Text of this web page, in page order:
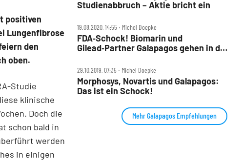
positiven
Lungenfibrose
den
oben.
Studie
klinische
Doch die
schon bald in
werden
in einigen
Studienabbruch – Aktie bricht ein
19.08.2020, 14:55 ‧ Michel Doepke
FDA‑Schock! Biomarin und
Gilead‑Partner Galapagos gehen in die
29.10.2019, 07:35 ‧ Michel Doepke
Morphosys, Novartis und Galapagos:
Das ist ein Schock!
Mehr Galapagos Empfehlungen